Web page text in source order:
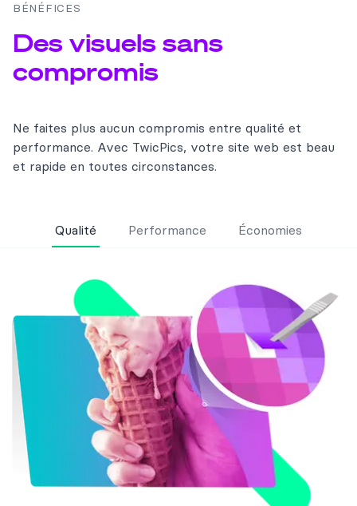
BÉNÉFICES
Des visuels sans
compromis
Ne faites plus aucun compromis entre qualité et
performance. Avec TwicPics, votre site web est beau
et rapide en toutes circonstances.
Qualité Performance Économies